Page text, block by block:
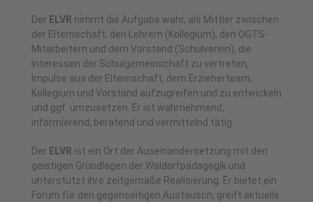
Der ELVR nimmt die Aufgabe wahr, als Mittler zwischen
der Elternschaft, den Lehrern (Kollegium), den OGTS-
Mitarbeitern und dem Vorstand (Schulverein), die
Interessen der Schulgemeinschaft zu vertreten,
Impulse aus der Elternschaft, dem Erzieherteam,
Kollegium und Vorstand aufzugreifen und zu entwickeln
und ggf. umzusetzen. Er ist wahrnehmend,
informierend, beratend und vermittelnd tätig.
Der ELVR ist ein Ort der Auseinandersetzung mit den
geistigen Grundlagen der Waldorfpädagogik und
unterstützt ihre zeitgemäße Realisierung. Er bietet ein
Forum für den gegenseitigen Austausch, greift aktuelle